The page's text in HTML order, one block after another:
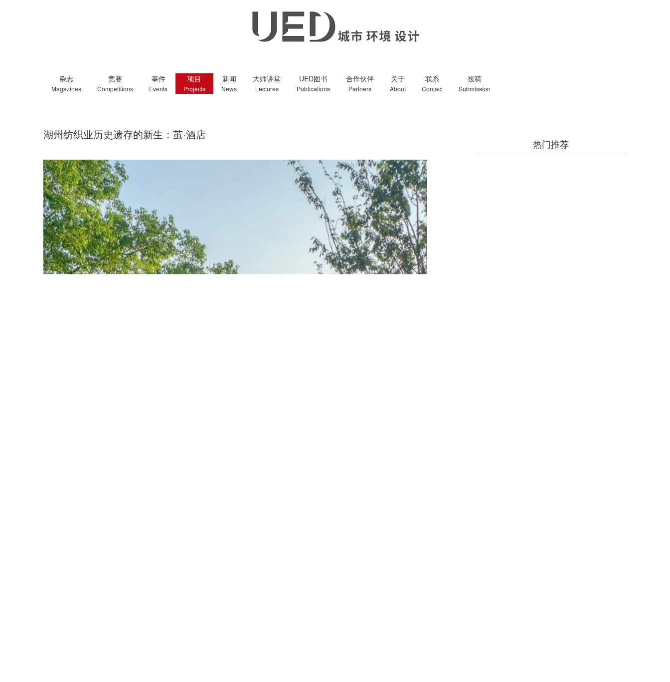
杂志
Magazines
竞赛
Competitions
事件
Events
项目
Projects
新闻
News
大师讲堂
Lectures
UED图书
Publications
合作伙伴
Partners
关于
About
联系
Contact
投稿
Submission
湖州纺织业历史遗存的新生：茧·酒店
热门推荐